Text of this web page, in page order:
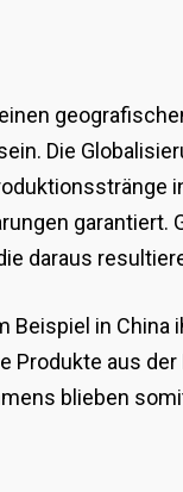
Die
daraus
Beispiel in
Produkte aus
blieben